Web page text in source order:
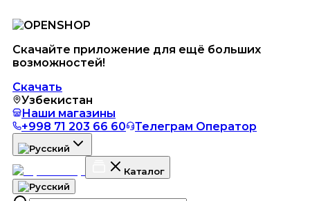
Скачайте приложение для ещё больших
возможностей!
Скачать
Узбекистан
Наши магазины
+998 71 203 66 60
Телеграм Оператор
Каталог